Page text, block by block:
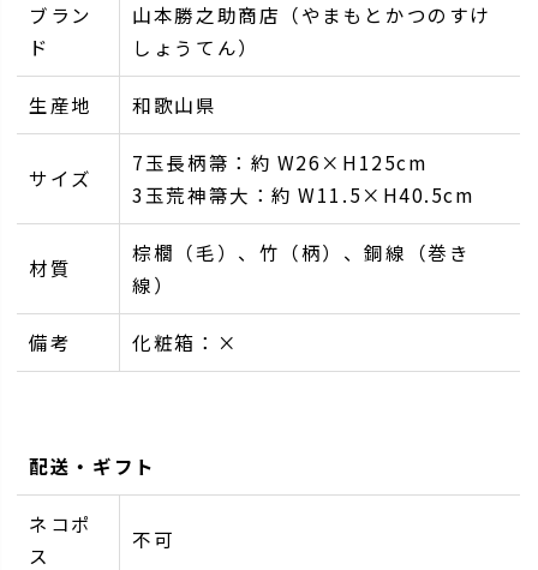
ブラン
ド
山本勝之助商店（やまもとかつのすけ
しょうてん）
生産地 和歌山県
サイズ
7玉長柄箒：約 W26×H125cm
3玉荒神箒大：約 W11.5×H40.5cm
材質
棕櫚（毛）、竹（柄）、銅線（巻き
線）
備考 化粧箱：×
配送・ギフト
ネコポ
ス
不可